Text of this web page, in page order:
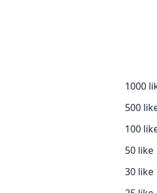
1000
500
100
50 like
30 like